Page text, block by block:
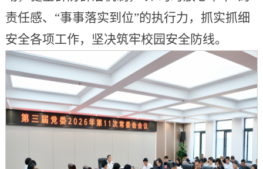
责任感、“事事落实到位”的执行力，抓实抓细
安全各项工作，坚决筑牢校园安全防线。